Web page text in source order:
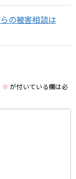
の被害相談は
※ が付いている欄は必